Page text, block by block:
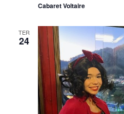
Cabaret Voltaire
TER
24